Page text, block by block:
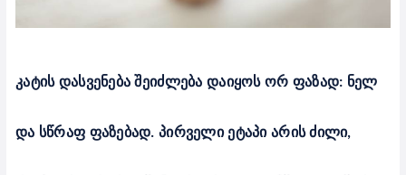
კატის დასვენება შეიძლება დაიყოს ორ ფაზად: ნელ
და სწრაფ ფაზებად. პირველი ეტაპი არის ძილი,